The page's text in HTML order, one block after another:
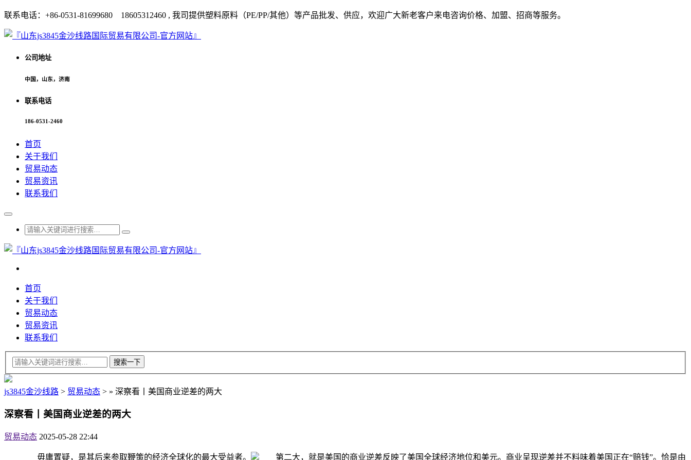
联系电话：+86-0531-81699680 18605312460 , 我司提供塑料原料（PE/PP/其他）等产品批发、供应，欢迎广大新老客户来电咨询价格、加盟、招商等服务。
公司地址
中国，山东，济南
联系电话
186-0531-2460
首页
关于我们
贸易动态
贸易资讯
联系我们
首页
关于我们
贸易动态
贸易资讯
联系我们
js3845金沙线路 > 贸易动态 > » 深察看丨美国商业逆差的两大
深察看丨美国商业逆差的两大
贸易动态 2025-05-28 22:44
毋庸置疑，是其后来参取鞭策的经济全球化的最大受益者。
第二大，就是美国的商业逆差反映了美国全球经济地位和美元。商业呈现逆差并不料味着美国正在“赔钱”。恰是由